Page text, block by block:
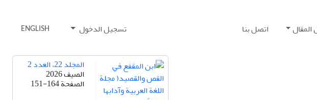
المقال اتصل بنا تسجيل الدخول ENGLISH
المجلد 22، العدد 2
الصيف 2026
الصفحة151-164